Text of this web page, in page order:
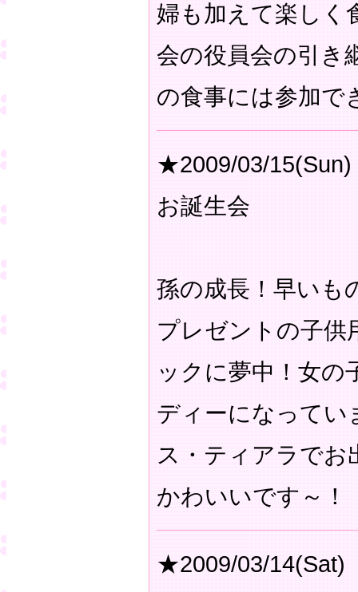
婦も加えて楽しく
会の役員会の引き
の食事には参加
★2009/03/15(Sun)
お誕生会
孫の成長！早いも
プレゼントの子供
ックに夢中！女の
ディーになってい
ス・ティアラでお
かわいいです～！
★2009/03/14(Sat)